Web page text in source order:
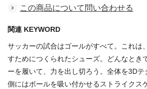
この商品について問い合わせる
関連 KEYWORD
サッカーの試合はゴールがすべて。これは
すためにつくられたシューズ。どんなとき
ーを履いて、力を出し切ろう。全体を3D
側にはボールを吸い付かせるストライクス